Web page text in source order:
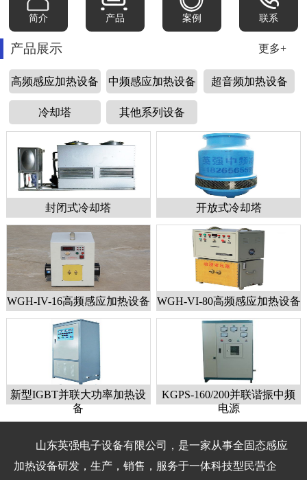
简介 产品 案例 联系
产品展示 更多+
高频感应加热设备 中频感应加热设备 超音频加热设备
冷却塔 其他系列设备
封闭式冷却塔 开放式冷却塔
WGH-IV-16高频感应加热设备 WGH-VI-80高频感应加热设备
新型IGBT并联大功率加热设
备
KGPS-160/200并联谐振中频
电源
山东英强电子设备有限公司，是一家从事全固态感应
加热设备研发，生产，销售，服务于一体科技型民营企